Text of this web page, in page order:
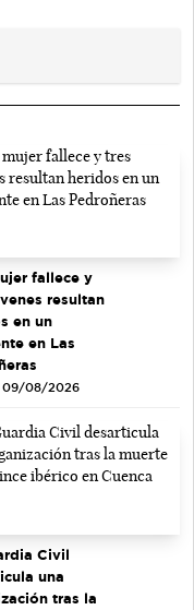
fallece y
resultan
en un
en Las
09/08/2026
Civil
una
tras la